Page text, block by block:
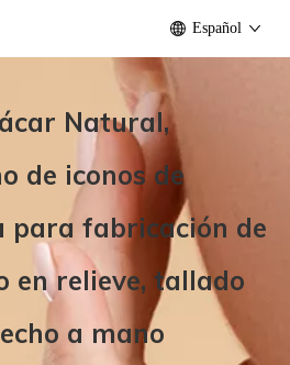
Español
Natural,
de iconos de
para fabricación de
en relieve, tallado
a mano